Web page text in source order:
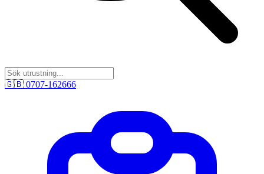
🇬🇧 0707-162666